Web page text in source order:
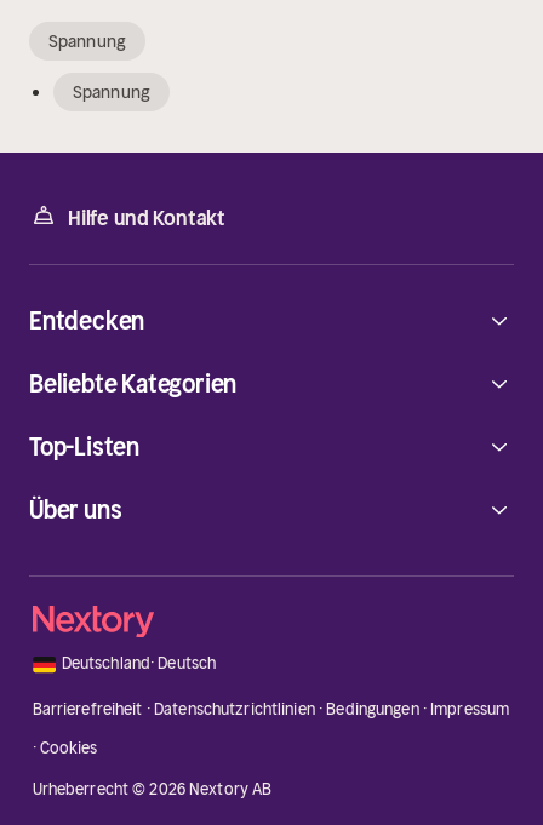
Spannung
Spannung
Hilfe und Kontakt
Über uns
Entdecken
Beliebte Kategorien
Top-Listen
🇩🇪 Deutschland·Deutsch
Barrierefreiheit ·Datenschutzrichtlinien·Bedingungen· Impressum
·Cookies
Urheberrecht © 2026 Nextory AB